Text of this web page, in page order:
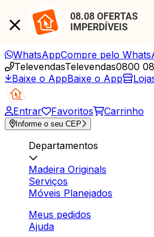
08.08 OFERTAS
IMPERDÍVEIS
WhatsAppCompre pelo
TelevendasTelevendas0800
Baixe o AppBaixe o App
Entrar Favoritos Carrinho
Informe o seu CEP
Departamentos
Madeira Originals
Serviços
Móveis Planejados
Meus pedidos
Ajuda